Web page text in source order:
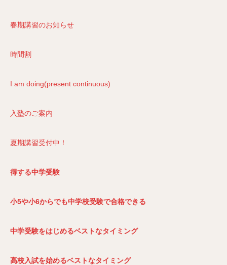
春期講習のお知らせ
時間割
I am doing(present continuous)
入塾のご案内
夏期講習受付中！
得する中学受験
小5や小6からでも中学校受験で合格できる
中学受験をはじめるベストなタイミング
高校入試を始めるベストなタイミング